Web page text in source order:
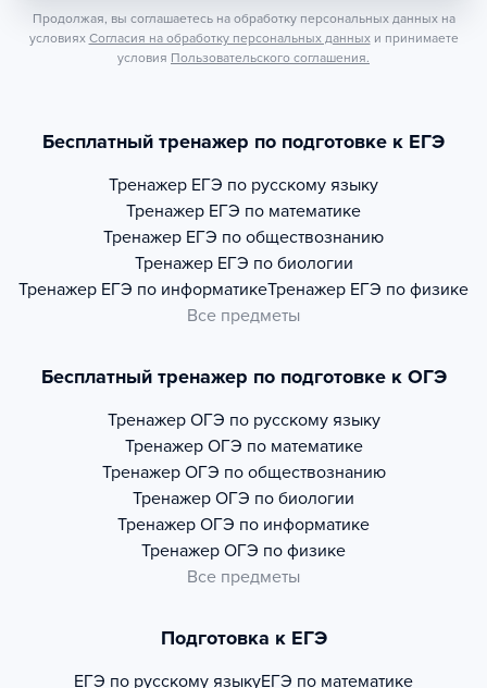
Продолжая, вы соглашаетесь на обработку персональных данных на
условиях Согласия на обработку персональных данных и принимаете
условия Пользовательского соглашения.
Бесплатный тренажер по подготовке к ЕГЭ
Тренажер ЕГЭ по русскому языку
Тренажер ЕГЭ по математике
Тренажер ЕГЭ по обществознанию
Тренажер ЕГЭ по биологии
Тренажер ЕГЭ по информатикеТренажер ЕГЭ по физике
Все предметы
Бесплатный тренажер по подготовке к ОГЭ
Тренажер ОГЭ по русскому языку
Тренажер ОГЭ по математике
Тренажер ОГЭ по обществознанию
Тренажер ОГЭ по биологии
Тренажер ОГЭ по информатике
Тренажер ОГЭ по физике
Все предметы
Подготовка к ЕГЭ
ЕГЭ по русскому языкуЕГЭ по математике